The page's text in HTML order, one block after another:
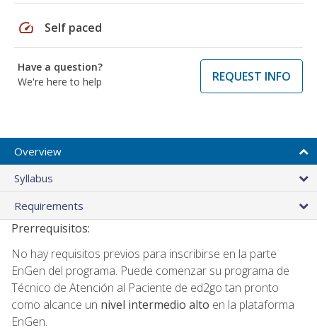
speed Self paced
Have a question?
We're here to help
REQUEST INFO
Overview
Syllabus
Requirements
Prerrequisitos:
No hay requisitos previos para inscribirse en la parte
EnGen del programa. Puede comenzar su programa de
Técnico de Atención al Paciente de ed2go tan pronto
como alcance un nivel intermedio alto en la plataforma
EnGen.